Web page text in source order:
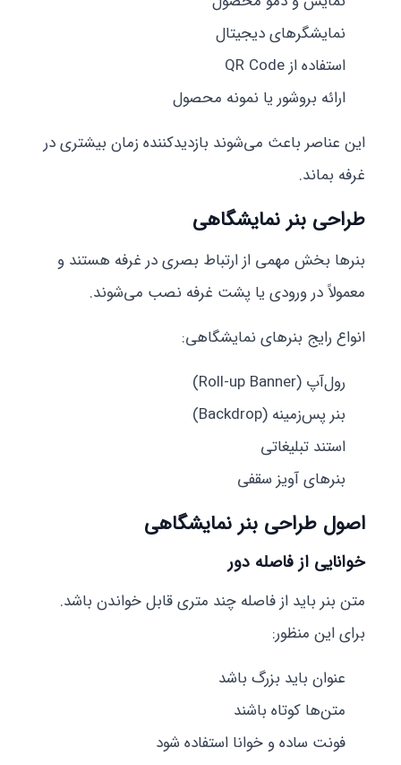
نمایشگرهای دیجیتال
استفاده از QR Code
ارائه بروشور یا نمونه محصول
این عناصر باعث می‌شوند بازدیدکننده زمان بیشتری در
غرفه بماند.
طراحی بنر نمایشگاهی
بنرها بخش مهمی از ارتباط بصری در غرفه هستند و
معمولاً در ورودی یا پشت غرفه نصب می‌شوند.
انواع رایج بنرهای نمایشگاهی:
رول‌آپ (Roll-up Banner)
بنر پس‌زمینه (Backdrop)
استند تبلیغاتی
بنرهای آویز سقفی
اصول طراحی بنر نمایشگاهی
خوانایی از فاصله دور
متن بنر باید از فاصله چند متری قابل خواندن باشد.
برای این منظور:
عنوان باید بزرگ باشد
متن‌ها کوتاه باشند
فونت ساده و خوانا استفاده شود